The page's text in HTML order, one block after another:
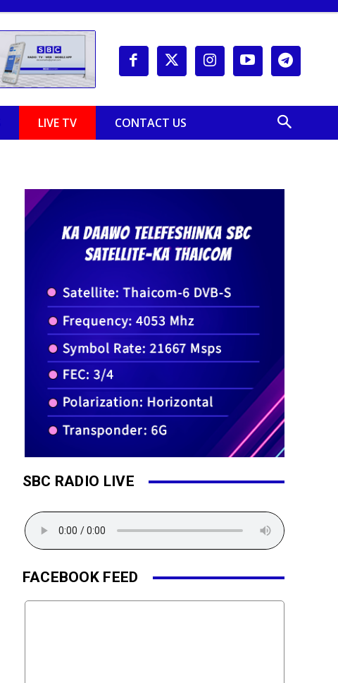
LIVE TV CONTACT US
SBC RADIO LIVE
FACEBOOK FEED